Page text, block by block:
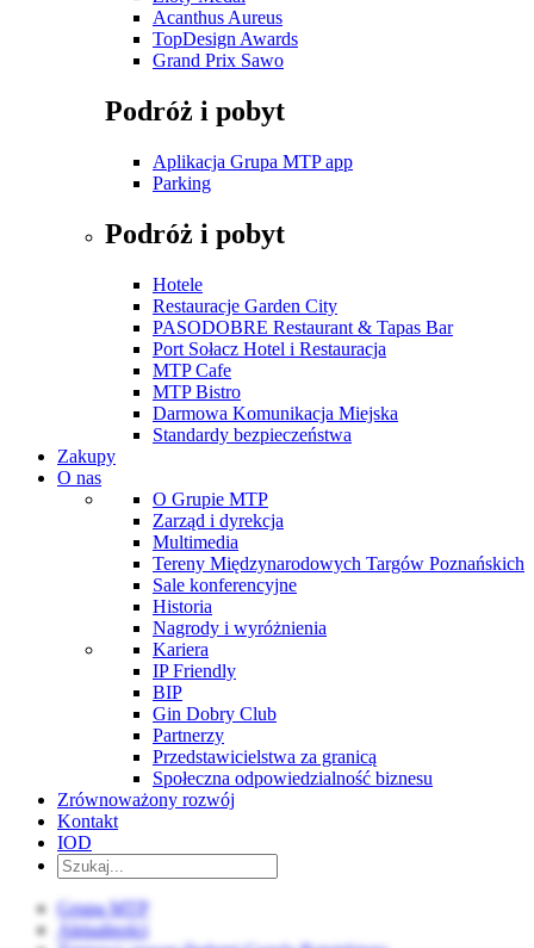
Acanthus Aureus
TopDesign Awards
Grand Prix Sawo
Podróż i pobyt
Aplikacja Grupa MTP app
Parking
Podróż i pobyt
Hotele
Restauracje Garden City
PASODOBRE Restaurant & Tapas Bar
Port Sołacz Hotel i Restauracja
MTP Cafe
MTP Bistro
Darmowa Komunikacja Miejska
Standardy bezpieczeństwa
Zakupy
O nas
O Grupie MTP
Zarząd i dyrekcja
Multimedia
Tereny Międzynarodowych Targów Poznańskich
Sale konferencyjne
Historia
Nagrody i wyróżnienia
Kariera
IP Friendly
BIP
Gin Dobry Club
Partnerzy
Przedstawicielstwa za granicą
Społeczna odpowiedzialność biznesu
Zrównoważony rozwój
Kontakt
IOD
Grupa MTP
Aktualności